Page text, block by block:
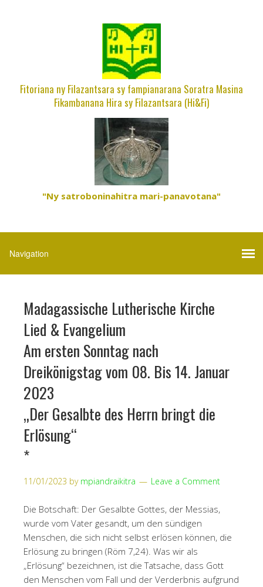
Fitoriana ny Filazantsara sy fampianarana Soratra Masina
Fikambanana Hira sy Filazantsara (Hi&Fi)
"Ny satroboninahitra mari-panavotana"
Madagassische Lutherische Kirche
Lied & Evangelium
Am ersten Sonntag nach
Dreikönigstag vom 08. Bis 14. Januar
2023
„Der Gesalbte des Herrn bringt die
Erlösung“
*
11/01/2023 by mpiandraikitra Leave a Comment
Die Botschaft: Der Gesalbte Gottes, der Messias,
wurde vom Vater gesandt, um den sündigen
Menschen, die sich nicht selbst erlösen können, die
Erlösung zu bringen (Röm 7,24). Was wir als
„Erlösung“ bezeichnen, ist die Tatsache, dass Gott
den Menschen vom Fall und der Verderbnis aufgrund